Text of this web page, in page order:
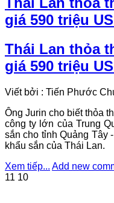
giá 590 triệu
Thái Lan thỏa
giá 590 triệu
Viết bởi : Tiến Phước
Ông Jurin cho biết thỏa
công ty lớn của Trung
sắn cho tỉnh Quảng Tây
khẩu sắn của Thái Lan.
Xem tiếp... Add new
11 10